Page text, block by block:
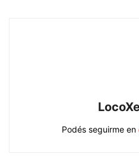
Podés seguirme en